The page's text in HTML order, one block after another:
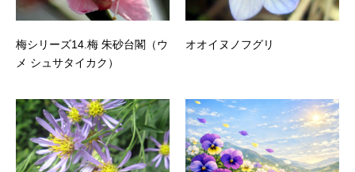
梅シリーズ14.梅 朱砂台閣（ウ
メ シュサタイカク）
オオイヌノフグリ